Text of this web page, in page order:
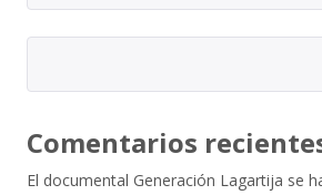
Comentarios
El documental Generación Lagartija se